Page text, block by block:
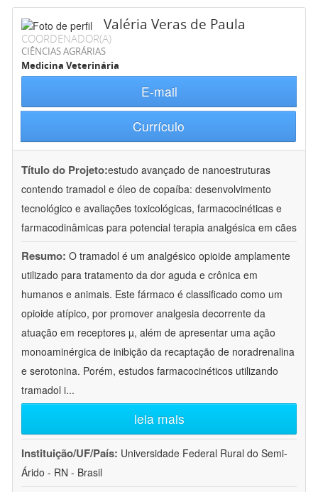
Valéria Veras de Paula
COORDENADOR(A)
CIÊNCIAS AGRÁRIAS
Medicina Veterinária
E-mail
Currículo
Título do Projeto:estudo avançado de nanoestruturas
contendo tramadol e óleo de copaíba: desenvolvimento
tecnológico e avaliações toxicológicas, farmacocinéticas e
farmacodinâmicas para potencial terapia analgésica em cães
Resumo: O tramadol é um analgésico opioide amplamente
utilizado para tratamento da dor aguda e crônica em
humanos e animais. Este fármaco é classificado como um
opioide atípico, por promover analgesia decorrente da
atuação em receptores µ, além de apresentar uma ação
monoaminérgica de inibição da recaptação de noradrenalina
e serotonina. Porém, estudos farmacocinéticos utilizando
tramadol i...
leia mais
Instituição/UF/País: Universidade Federal Rural do Semi-
Árido - RN - Brasil